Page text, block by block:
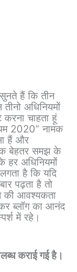
हैं कि तीन
अधिनियमों
करना चाहता हूं
2020” नामक
हैं और
बेहतर समझ के
अधिनियमों
है कि यदि
पढ़ता है तो
की आवश्यकता
ब्लॉग का आनंद
में रहे।
कराई गई है।